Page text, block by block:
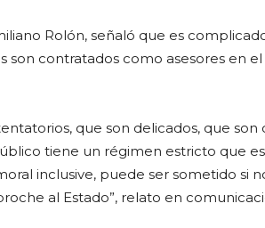
Rolón, señaló que es
son contratados como asesores en
que son delicados, que
tiene un régimen estricto que
inclusive, puede ser sometido si
al Estado”, relato en